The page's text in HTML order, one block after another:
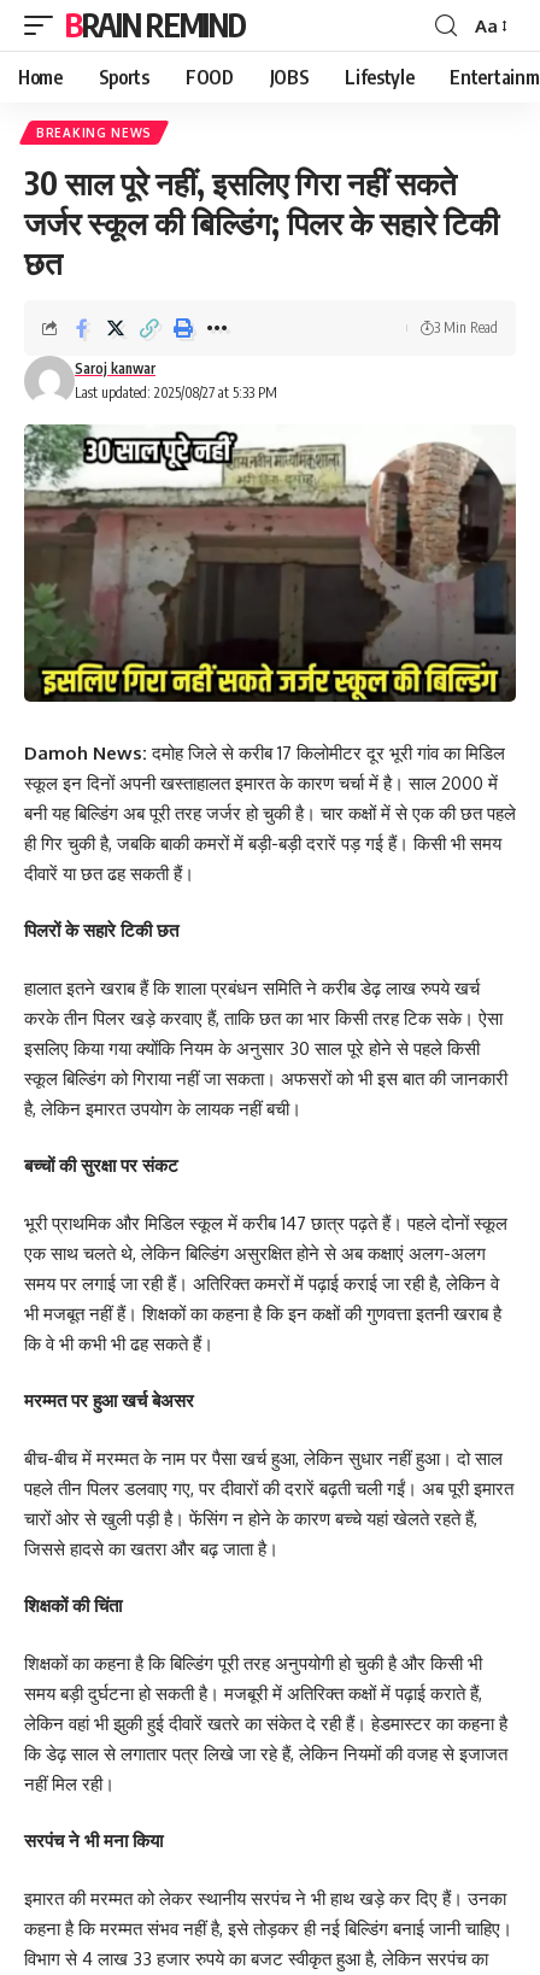
BRAIN REMIND
Font
Resizer
Aa
Home Sports FOOD JOBS Lifestyle
BREAKING NEWS
30 साल पूरे नहीं, इसलिए गिरा नहीं सकते
जर्जर स्कूल की बिल्डिंग; पिलर के सहारे टिकी
छत
Last updated: 2025/08/27 at 5:33 PM
Saroj kanwar
3 Min Read
Damoh News: दमोह जिले से करीब 17 किलोमीटर दूर भूरी गांव का मिडिल
स्कूल इन दिनों अपनी खस्ताहालत इमारत के कारण चर्चा में है। साल 2000 में
बनी यह बिल्डिंग अब पूरी तरह जर्जर हो चुकी है। चार कक्षों में से एक की छत पहले
ही गिर चुकी है, जबकि बाकी कमरों में बड़ी-बड़ी दरारें पड़ गई हैं। किसी भी समय
दीवारें या छत ढह सकती हैं।
पिलरों के सहारे टिकी छत
हालात इतने खराब हैं कि शाला प्रबंधन समिति ने करीब डेढ़ लाख रुपये खर्च
करके तीन पिलर खड़े करवाए हैं, ताकि छत का भार किसी तरह टिक सके। ऐसा
इसलिए किया गया क्योंकि नियम के अनुसार 30 साल पूरे होने से पहले किसी
स्कूल बिल्डिंग को गिराया नहीं जा सकता। अफसरों को भी इस बात की जानकारी
है, लेकिन इमारत उपयोग के लायक नहीं बची।
बच्चों की सुरक्षा पर संकट
भूरी प्राथमिक और मिडिल स्कूल में करीब 147 छात्र पढ़ते हैं। पहले दोनों स्कूल
एक साथ चलते थे, लेकिन बिल्डिंग असुरक्षित होने से अब कक्षाएं अलग-अलग
समय पर लगाई जा रही हैं। अतिरिक्त कमरों में पढ़ाई कराई जा रही है, लेकिन वे
भी मजबूत नहीं हैं। शिक्षकों का कहना है कि इन कक्षों की गुणवत्ता इतनी खराब है
कि वे भी कभी भी ढह सकते हैं।
मरम्मत पर हुआ खर्च बेअसर
बीच-बीच में मरम्मत के नाम पर पैसा खर्च हुआ, लेकिन सुधार नहीं हुआ। दो साल
पहले तीन पिलर डलवाए गए, पर दीवारों की दरारें बढ़ती चली गईं। अब पूरी इमारत
चारों ओर से खुली पड़ी है। फेंसिंग न होने के कारण बच्चे यहां खेलते रहते हैं,
जिससे हादसे का खतरा और बढ़ जाता है।
शिक्षकों की चिंता
शिक्षकों का कहना है कि बिल्डिंग पूरी तरह अनुपयोगी हो चुकी है और किसी भी
समय बड़ी दुर्घटना हो सकती है। मजबूरी में अतिरिक्त कक्षों में पढ़ाई कराते हैं,
लेकिन वहां भी झुकी हुई दीवारें खतरे का संकेत दे रही हैं। हेडमास्टर का कहना है
कि डेढ़ साल से लगातार पत्र लिखे जा रहे हैं, लेकिन नियमों की वजह से इजाजत
नहीं मिल रही।
सरपंच ने भी मना किया
इमारत की मरम्मत को लेकर स्थानीय सरपंच ने भी हाथ खड़े कर दिए हैं। उनका
कहना है कि मरम्मत संभव नहीं है, इसे तोड़कर ही नई बिल्डिंग बनाई जानी चाहिए।
विभाग से 4 लाख 33 हजार रुपये का बजट स्वीकृत हुआ है, लेकिन सरपंच का